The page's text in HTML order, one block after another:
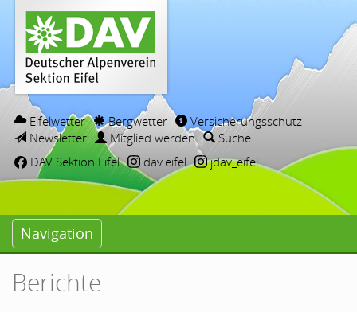
Eifelwetter Bergwetter
Versicherungsschutz
Newsletter
Mitglied werden
Suche
DAV Sektion Eifel
dav.eifel jdav_eifel
Navigation
Berichte